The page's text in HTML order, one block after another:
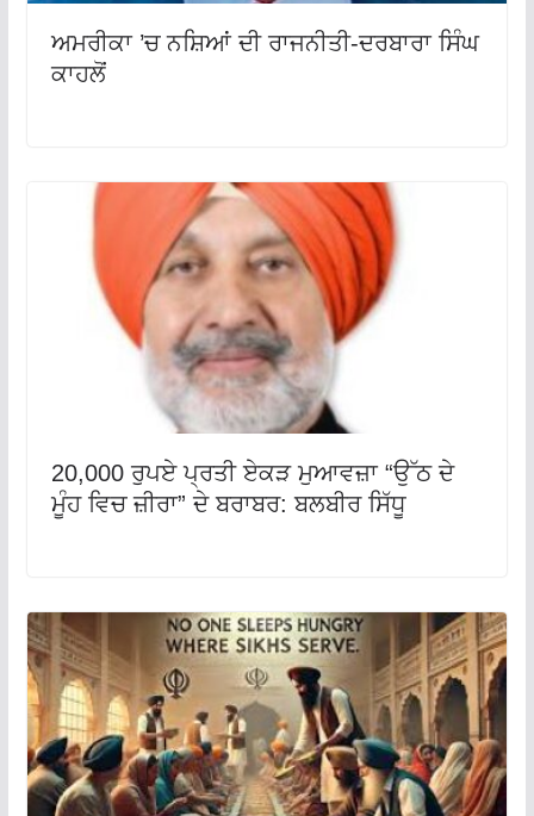
ਅਮਰੀਕਾ ’ਚ ਨਸ਼ਿਆਂ ਦੀ ਰਾਜਨੀਤੀ-ਦਰਬਾਰਾ ਸਿੰਘ
ਕਾਹਲੋਂ
20,000 ਰੁਪਏ ਪ੍ਰਤੀ ਏਕੜ ਮੁਆਵਜ਼ਾ “ਉੱਠ ਦੇ
ਮੂੰਹ ਵਿਚ ਜ਼ੀਰਾ” ਦੇ ਬਰਾਬਰ: ਬਲਬੀਰ ਸਿੱਧੂ